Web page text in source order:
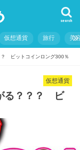
search
仮想通貨 旅行 美
？ ビットコインロング300％
仮想通貨
る？？？ ビ